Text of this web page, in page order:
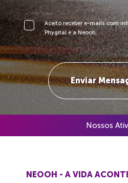
Aceito receber e-mails com
Phygital e a Neooh.
Nossos
NEOOH - A VIDA